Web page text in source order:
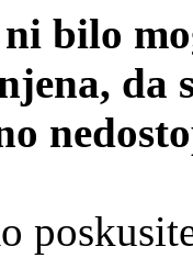
bilo
da